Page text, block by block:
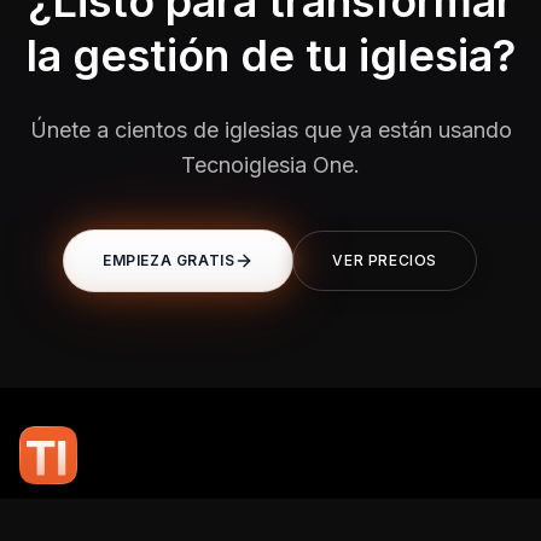
la gestión de tu iglesia?
Únete a cientos de iglesias que ya están usando
Tecnoiglesia One.
EMPIEZA GRATIS VER PRECIOS